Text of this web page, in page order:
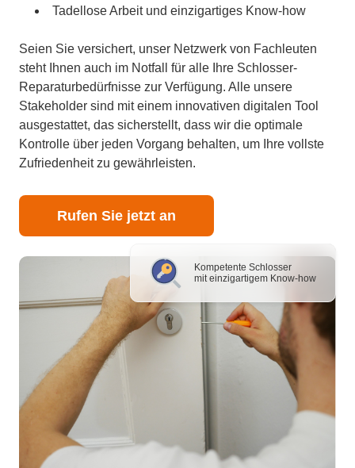
Kompetente Schlosser
mit einzigartigem Know-how
Tadellose Arbeit und einzigartiges Know-how
Seien Sie versichert, unser Netzwerk von Fachleuten
steht Ihnen auch im Notfall für alle Ihre Schlosser-
Reparaturbedürfnisse zur Verfügung. Alle unsere
Stakeholder sind mit einem innovativen digitalen Tool
ausgestattet, das sicherstellt, dass wir die optimale
Kontrolle über jeden Vorgang behalten, um Ihre vollste
Zufriedenheit zu gewährleisten.
Rufen Sie jetzt an